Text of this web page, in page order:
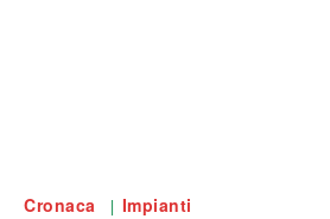
Cronaca Impianti